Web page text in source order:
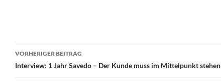
Beitrags-
Navigation
VORHERIGER BEITRAG
Interview: 1 Jahr Savedo – Der Kunde muss im Mittelpunkt stehen